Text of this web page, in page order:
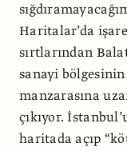
Haritalar’da
sırtlarından
sanayi
manzarasına
çıkıyor.
haritada açıp